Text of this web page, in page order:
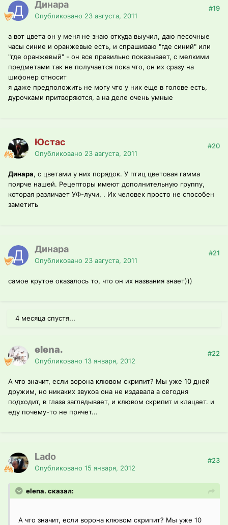
Динара
Опубликовано 23 августа, 2011
#19
а вот цвета он у меня не знаю откуда выучил, даю песочные
часы синие и оранжевые есть, и спрашиваю "где синий" или
"где оранжевый" - он все правильно показывает, с мелкими
предметами так не получается пока что, он их сразу на
шифонер относит
я даже предположить не могу что у них еще в голове есть,
дурочками притворяются, а на деле очень умные
Юстас
Опубликовано 23 августа, 2011
#20
Динара, с цветами у них порядок. У птиц цветовая гамма
поярче нашей. Рецепторы имеют дополнительную группу,
которая различает УФ-лучи, . Их человек просто не способен
заметить
Динара
Опубликовано 23 августа, 2011
#21
самое крутое оказалось то, что он их названия знает)))
4 месяца спустя...
elena.
Опубликовано 13 января, 2012
#22
А что значит, если ворона клювом скрипит? Мы уже 10 дней
дружим, но никаких звуков она не издавала а сегодня
подходит, в глаза заглядывает, и клювом скрипит и клацает. и
еду почему-то не прячет...
Lado
Опубликовано 15 января, 2012
#23
elena. сказал:
А что значит, если ворона клювом скрипит? Мы уже 10